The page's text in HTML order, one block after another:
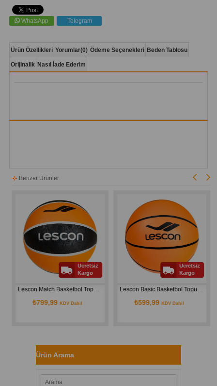
WhatsApp Telegram
Ürün Özellikleri Yorumlar(0) Ödeme Seçenekleri Beden Tablosu
Orijinalik Nasıl İade Ederim
Benzer Ürünler
Lescon Match Basketbol Topu 6 Standart La-3513
₺799,99KDV Dahil
Ücretsiz
Kargo
Lescon Basic Basketbol Topu 7 Standart La-3511
₺599,99KDV Dahil
Ücretsiz
Kargo
Ürün Arama